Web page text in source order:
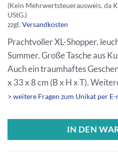
(Kein Mehrwertsteuerausweis, da
UStG.)
zzgl.Versandkosten
Prachtvoller XL-Shopper.
Summer. Große Tasche aus
Auch ein traumhaftes
x 33 x 8 cm (B x H x T).
> weitere Fragen zum Unikat per E-
IN DEN